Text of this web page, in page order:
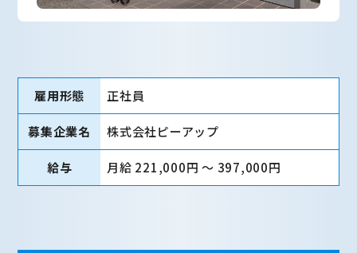
雇用形態 正社員
募集企業名 株式会社ピーアップ
給与 月給 221,000円 〜 397,000円